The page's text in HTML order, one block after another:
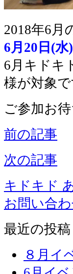
2018年6月
6月20日(水
6月キドキ
様が対象で
ご参加お
前の記事
次の記事
キドキド
お問い合
最近の投稿
８月イ